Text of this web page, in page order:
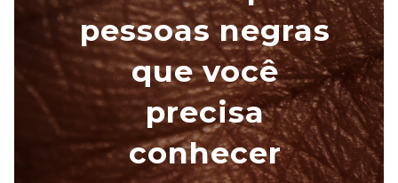
Apoie a Brasil de Direitos
A [BD] conta as histórias de quem defende
direitos humanos no Brasil. Para continuar,
esse trabalho precisa da sua doação!
VEJA COMO APOIAR!